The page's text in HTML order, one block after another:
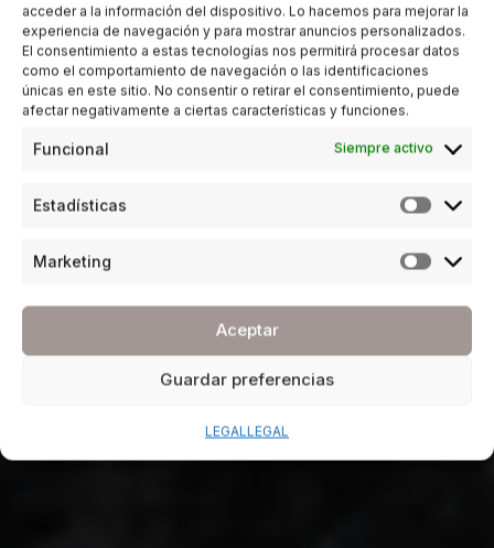
acceder a la información del dispositivo. Lo hacemos para mejorar la
experiencia de navegación y para mostrar anuncios personalizados.
El consentimiento a estas tecnologías nos permitirá procesar datos
como el comportamiento de navegación o las identificaciones
únicas en este sitio. No consentir o retirar el consentimiento, puede
afectar negativamente a ciertas características y funciones.
Funcional Siempre activo
Estadísticas
Marketing
Aceptar
Guardar preferencias
LEGALLEGAL